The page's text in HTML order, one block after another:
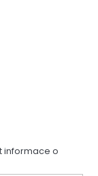
informace o